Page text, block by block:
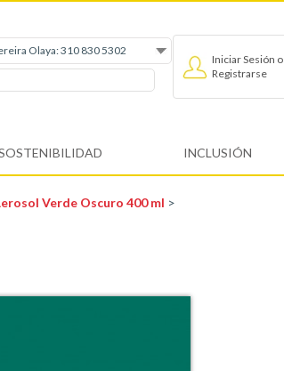
Iniciar Sesión o
Registrarse
INCLUSIÓN
Verde Oscuro 400 ml >